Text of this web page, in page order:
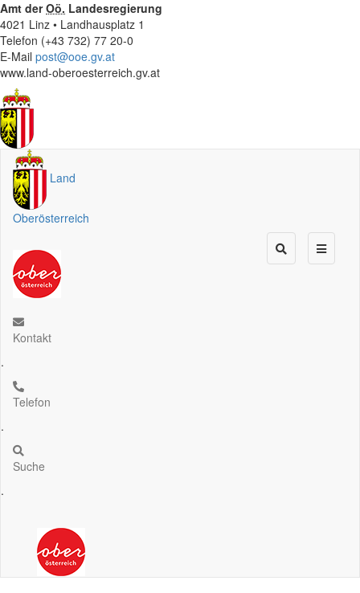
Amt derOö. Landesregierung
4021 Linz • Landhausplatz 1
Telefon (+43 732) 77 20-0
E-Mail post@ooe.gv.at
www.land-oberoesterreich.gv.at
Land
Oberösterreich
Kontakt
.
Telefon
.
Suche
.